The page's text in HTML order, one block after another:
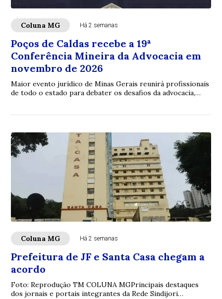
Coluna MG Há 2 semanas
Poços de Caldas recebe a 19ª
Conferência Mineira da Advocacia em
novembro de 2026
Maior evento jurídico de Minas Gerais reunirá profissionais
de todo o estado para debater os desafios da advocacia,
Coluna MG Há 2 semanas
Prefeitura de JF e Santa Casa chegam a
acordo
Foto: Reprodução TM COLUNA MGPrincipais destaques
dos jornais e portais integrantes da Rede Sindijori